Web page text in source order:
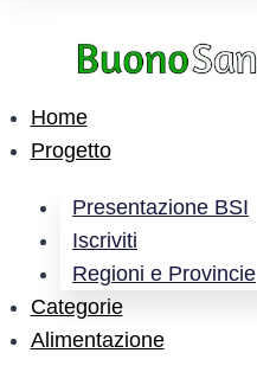
Home
Progetto
Presentazione BSI
Iscriviti
Regioni e Provincie
Categorie
Alimentazione